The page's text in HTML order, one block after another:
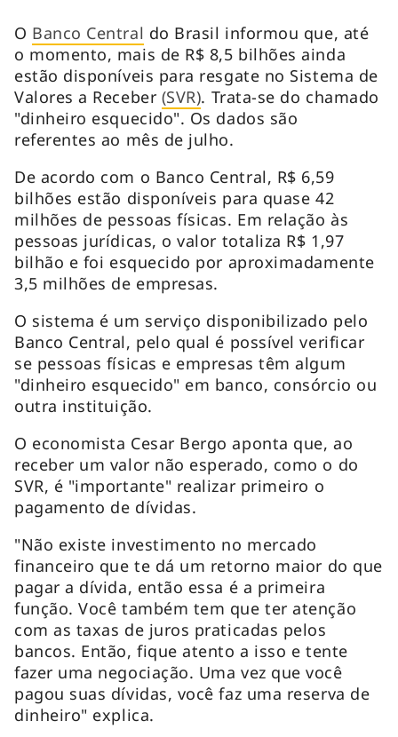
O Banco Central do Brasil informou que, até
o momento, mais de R$ 8,5 bilhões ainda
estão disponíveis para resgate no Sistema de
Valores a Receber (SVR). Trata-se do chamado
"dinheiro esquecido". Os dados são
referentes ao mês de julho.
De acordo com o Banco Central, R$ 6,59
bilhões estão disponíveis para quase 42
milhões de pessoas físicas. Em relação às
pessoas jurídicas, o valor totaliza R$ 1,97
bilhão e foi esquecido por aproximadamente
3,5 milhões de empresas.
O sistema é um serviço disponibilizado pelo
Banco Central, pelo qual é possível verificar
se pessoas físicas e empresas têm algum
"dinheiro esquecido" em banco, consórcio ou
outra instituição.
O economista Cesar Bergo aponta que, ao
receber um valor não esperado, como o do
SVR, é "importante" realizar primeiro o
pagamento de dívidas.
"Não existe investimento no mercado
financeiro que te dá um retorno maior do que
pagar a dívida, então essa é a primeira
função. Você também tem que ter atenção
com as taxas de juros praticadas pelos
bancos. Então, fique atento a isso e tente
fazer uma negociação. Uma vez que você
pagou suas dívidas, você faz uma reserva de
dinheiro" explica.